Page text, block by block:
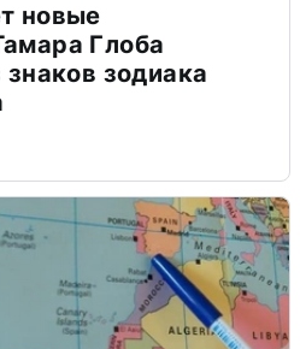
новые
Глоба
зодиака